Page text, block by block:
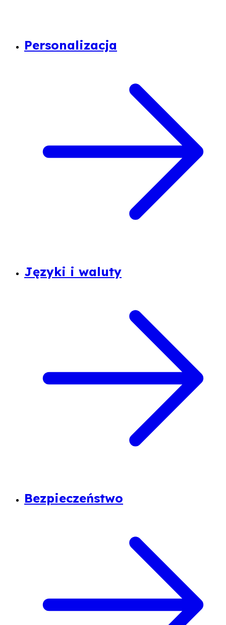
Personalizacja
Języki i waluty
Bezpieczeństwo